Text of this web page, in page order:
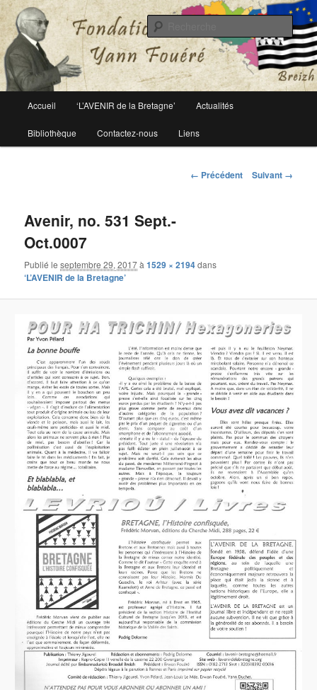
Fondation Yann Fouéré
Le site officiel de la fondation Yann Fouéré
principal
Aller
au
Accueil ‘L’AVENIR de la Bretagne’ Actualités
Bibliothèque Contactez-nous Liens
Navigation
← Précédent Suivant →
Avenir, no. 531 Sept.-
Oct.0007
Publié leseptembre 29, 2017à1529 × 2194dans
‘L’AVENIR de la Bretagne’